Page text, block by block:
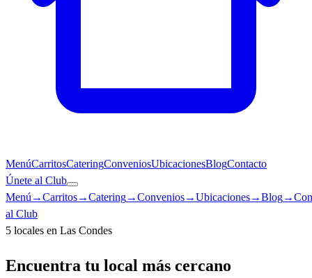
MenúCarritosCateringConveniosUbicacionesBlogContacto
Únete al Club
Menú →Carritos→Catering→Convenios→Ubicaciones→Blog→
al Club
5 locales en Las Condes
Encuentra tu local más cercano